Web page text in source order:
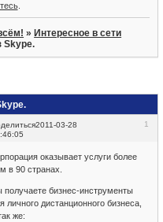
.
»Интересное в сети
Skype.
1
2011-03-28
оказывает услуги более
в 90 странах.
получаете бизнес-инструменты
личного дистанционного бизнеса,
же: